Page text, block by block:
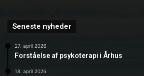
Seneste nyheder
27. april 2026
Forståelse af psykoterapi i Århus
18. april 2026